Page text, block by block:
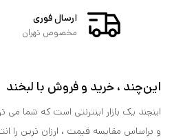
ارسال فوری
مخصوص تهران
این‌چند ، خرید و فروش با لبخند
اینچند یک بازار اینترنتی است که شما می
و براساس مقایسه قیمت ، ارزان ترین را